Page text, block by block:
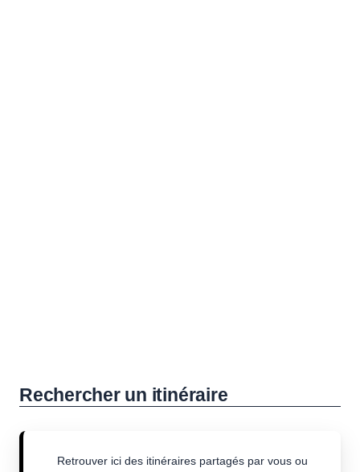
Rechercher un itinéraire
Retrouver ici des itinéraires partagés par vous ou